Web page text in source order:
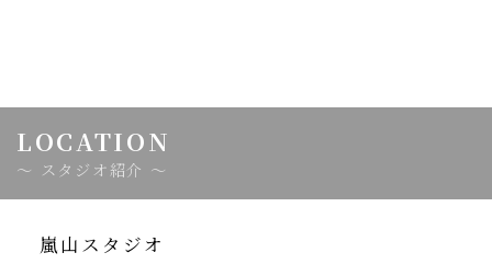
LOCATION
スタジオ紹介
嵐山スタジオ